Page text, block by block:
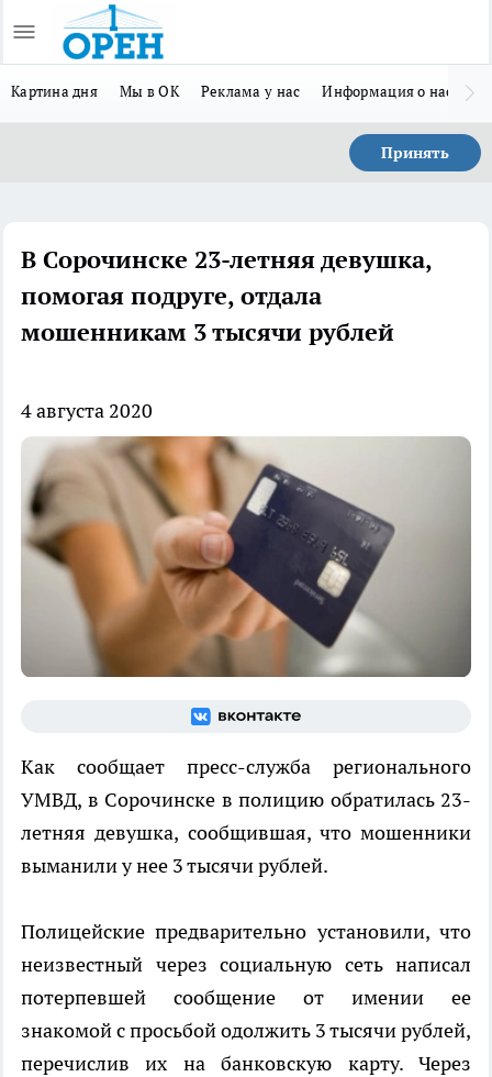
Картина дня Мы в ОК Реклама у нас Информация о нас
Принять
В Сорочинске 23-летняя девушка,
помогая подруге, отдала
мошенникам 3 тысячи рублей
4 августа 2020
Как сообщает пресс-служба регионального
УМВД, в Сорочинске в полицию обратилась 23-
летняя девушка, сообщившая, что мошенники
выманили у нее 3 тысячи рублей.
Полицейские предварительно установили, что
неизвестный через социальную сеть написал
потерпевшей сообщение от имении ее
знакомой с просьбой одолжить 3 тысячи рублей,
перечислив их на банковскую карту. Через